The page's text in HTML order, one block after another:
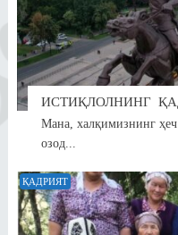
ИСТИҚЛОЛНИНГ
Мана, халқимизнинг
озод...
ҚАДРИЯТ